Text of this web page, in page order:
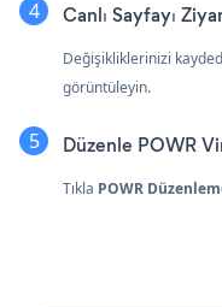
Canlı Sayfayı
Değişikliklerinizi
görüntüleyin.
Düzenle POWR
Tıkla POWR